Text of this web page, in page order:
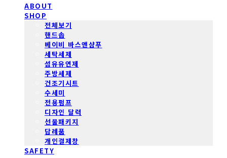
ABOUT
SHOP
전체보기
핸드솝
베이비 바스앤샴푸
세탁세제
섬유유연제
주방세제
건조기시트
수세미
전용펌프
디자인 달력
선물패키지
답례품
개인결제창
SAFETY